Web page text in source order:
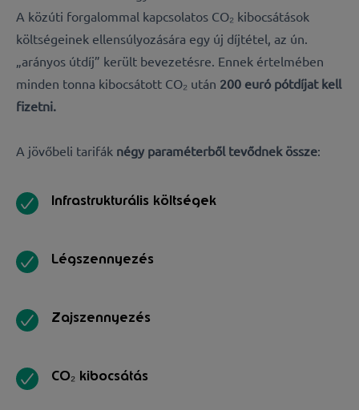
A közúti forgalommal kapcsolatos CO₂ kibocsátások
költségeinek ellensúlyozására egy új díjtétel, az ún.
„arányos útdíj” került bevezetésre. Ennek értelmében
minden tonna kibocsátott CO₂ után 200 euró pótdíjat kell
fizetni.
A jövőbeli tarifák négy paraméterből tevődnek össze:
Infrastrukturális költségek
Légszennyezés
Zajszennyezés
CO₂ kibocsátás